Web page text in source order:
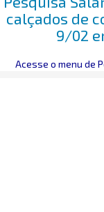
calçados de
9/02
Mentoring>
Acesse o menu de